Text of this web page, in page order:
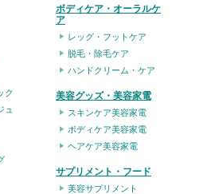
ク
ュ
ボディケア・オーラルケ
ア
レッグ・フットケア
脱毛・除毛ケア
ハンドクリーム・ケア
美容グッズ・美容家電
スキンケア美容家電
ボディケア美容家電
ヘアケア美容家電
サプリメント・フード
美容サプリメント